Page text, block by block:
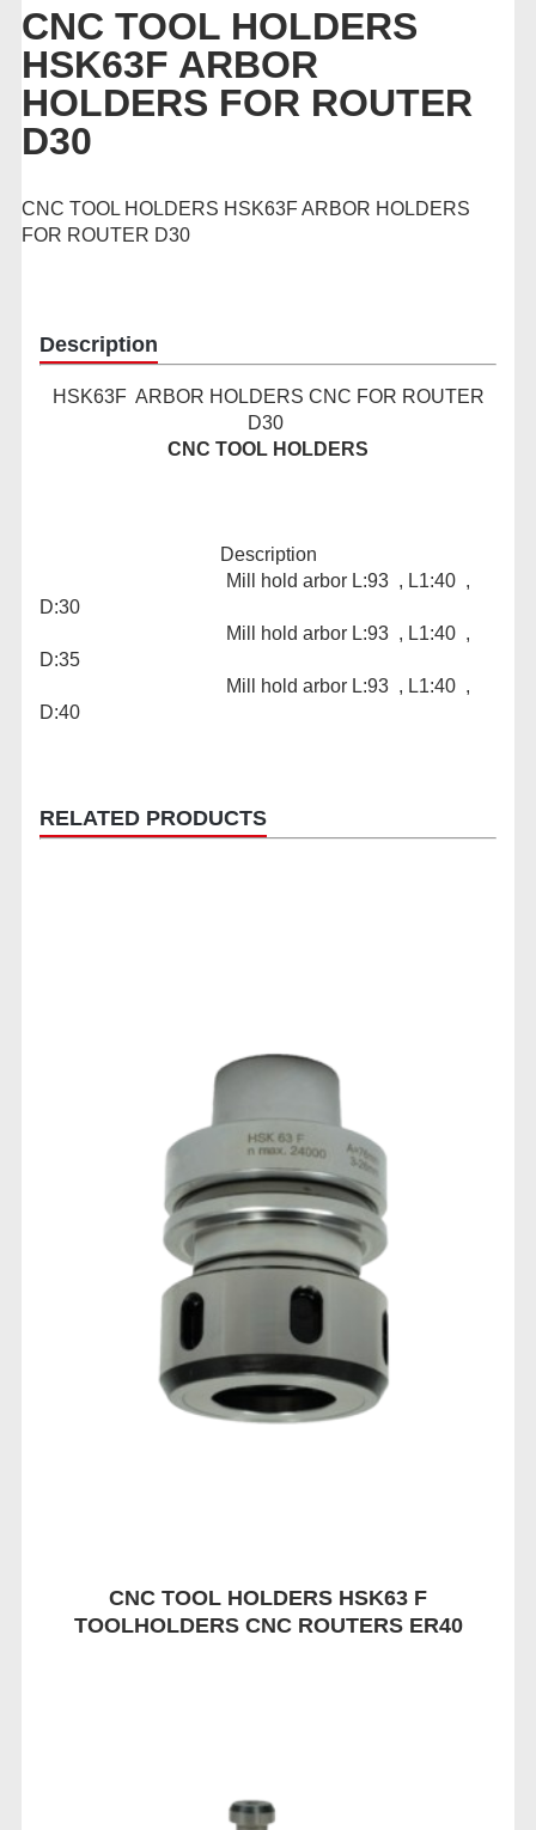
CNC TOOL HOLDERS
HSK63F ARBOR
HOLDERS FOR ROUTER
D30
CNC TOOL HOLDERS HSK63F ARBOR HOLDERS
FOR ROUTER D30
Description
HSK63F ARBOR HOLDERS CNC FOR ROUTER
D30
CNC TOOL HOLDERS
Description
Mill hold arbor L:93 , L1:40 ,
D:30
Mill hold arbor L:93 , L1:40 ,
D:35
Mill hold arbor L:93 , L1:40 ,
D:40
RELATED PRODUCTS
CNC TOOL HOLDERS HSK63 F
TOOLHOLDERS CNC ROUTERS ER40